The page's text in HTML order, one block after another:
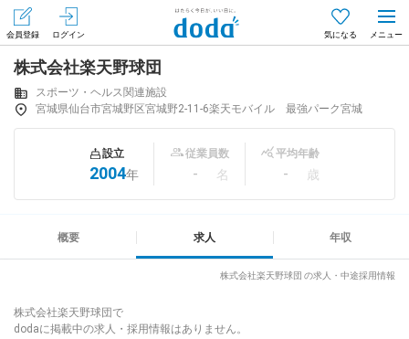
会員登録 ログイン 気になる
会員登録（無料）
はじめてdodaをご利用される方へ
求人を紹介してもらう
株式会社楽天野球団
スポーツ・ヘルス関連施設
宮城県仙台市宮城野区宮城野2-11-6楽天モバイル 最強パーク宮城
設立
2004年
従業員数
- 名
平均年齢
- 歳
概要 求人 年収
株式会社楽天野球団 の求人・中途採用情報
株式会社楽天野球団で
dodaに掲載中の求人・採用情報はありません。